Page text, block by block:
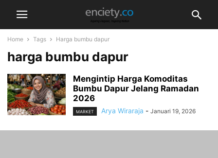
Home Tags Harga bumbu dapur
harga bumbu dapur
Mengintip Harga Komoditas
Bumbu Dapur Jelang Ramadan
2026
MARKET Arya Wiraraja - Januari 19, 2026